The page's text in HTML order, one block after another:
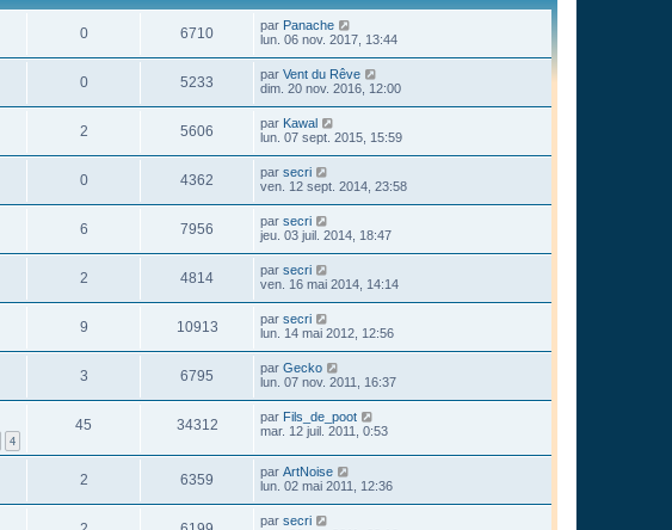
0 6710 par Panache
lun. 06 nov. 2017, 13:44
0 5233 par Vent du Rêve
dim. 20 nov. 2016, 12:00
2 5606 par Kawal
lun. 07 sept. 2015, 15:59
0 4362 par secri
ven. 12 sept. 2014, 23:58
6 7956 par secri
jeu. 03 juil. 2014, 18:47
2 4814 par secri
ven. 16 mai 2014, 14:14
9 10913 par secri
lun. 14 mai 2012, 12:56
3 6795 par Gecko
lun. 07 nov. 2011, 16:37
4
45 34312 par Fils_de_poot
mar. 12 juil. 2011, 0:53
2 6359 par ArtNoise
lun. 02 mai 2011, 12:36
par secri